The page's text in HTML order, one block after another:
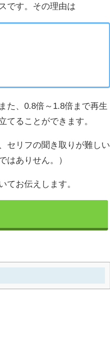
です。その理由は
た、0.8倍～1.8倍まで再生
てることができます。
セリフの聞き取りが難しい
はありせん。）
てお伝えします。